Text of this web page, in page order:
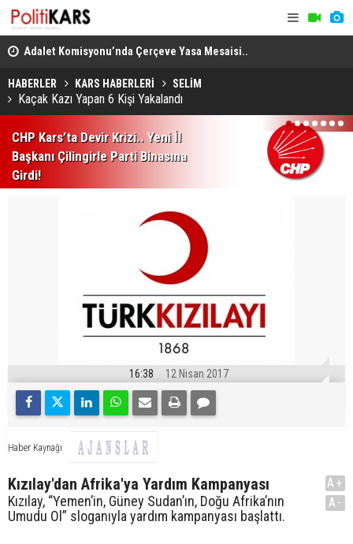
Adalet Komisyonu’nda Çerçeve Yasa Mesaisi..
Görüşmeler Tartışmalarla Başladı!
HABERLER KARS HABERLERİ SELİM
Kaçak Kazı Yapan 6 Kişi Yakalandı
CHP Kars’ta Devir Krizi.. Yeni İl
Başkanı Çilingirle Parti Binasına
Girdi!
1 2 3 4 5 6 7
16:38 12 Nisan 2017
Haber Kaynağı
Kızılay'dan Afrika'ya Yardım Kampanyası
Kızılay, “Yemen’in, Güney Sudan’ın, Doğu Afrika’nın
Umudu Ol” sloganıyla yardım kampanyası başlattı.
A+
A-